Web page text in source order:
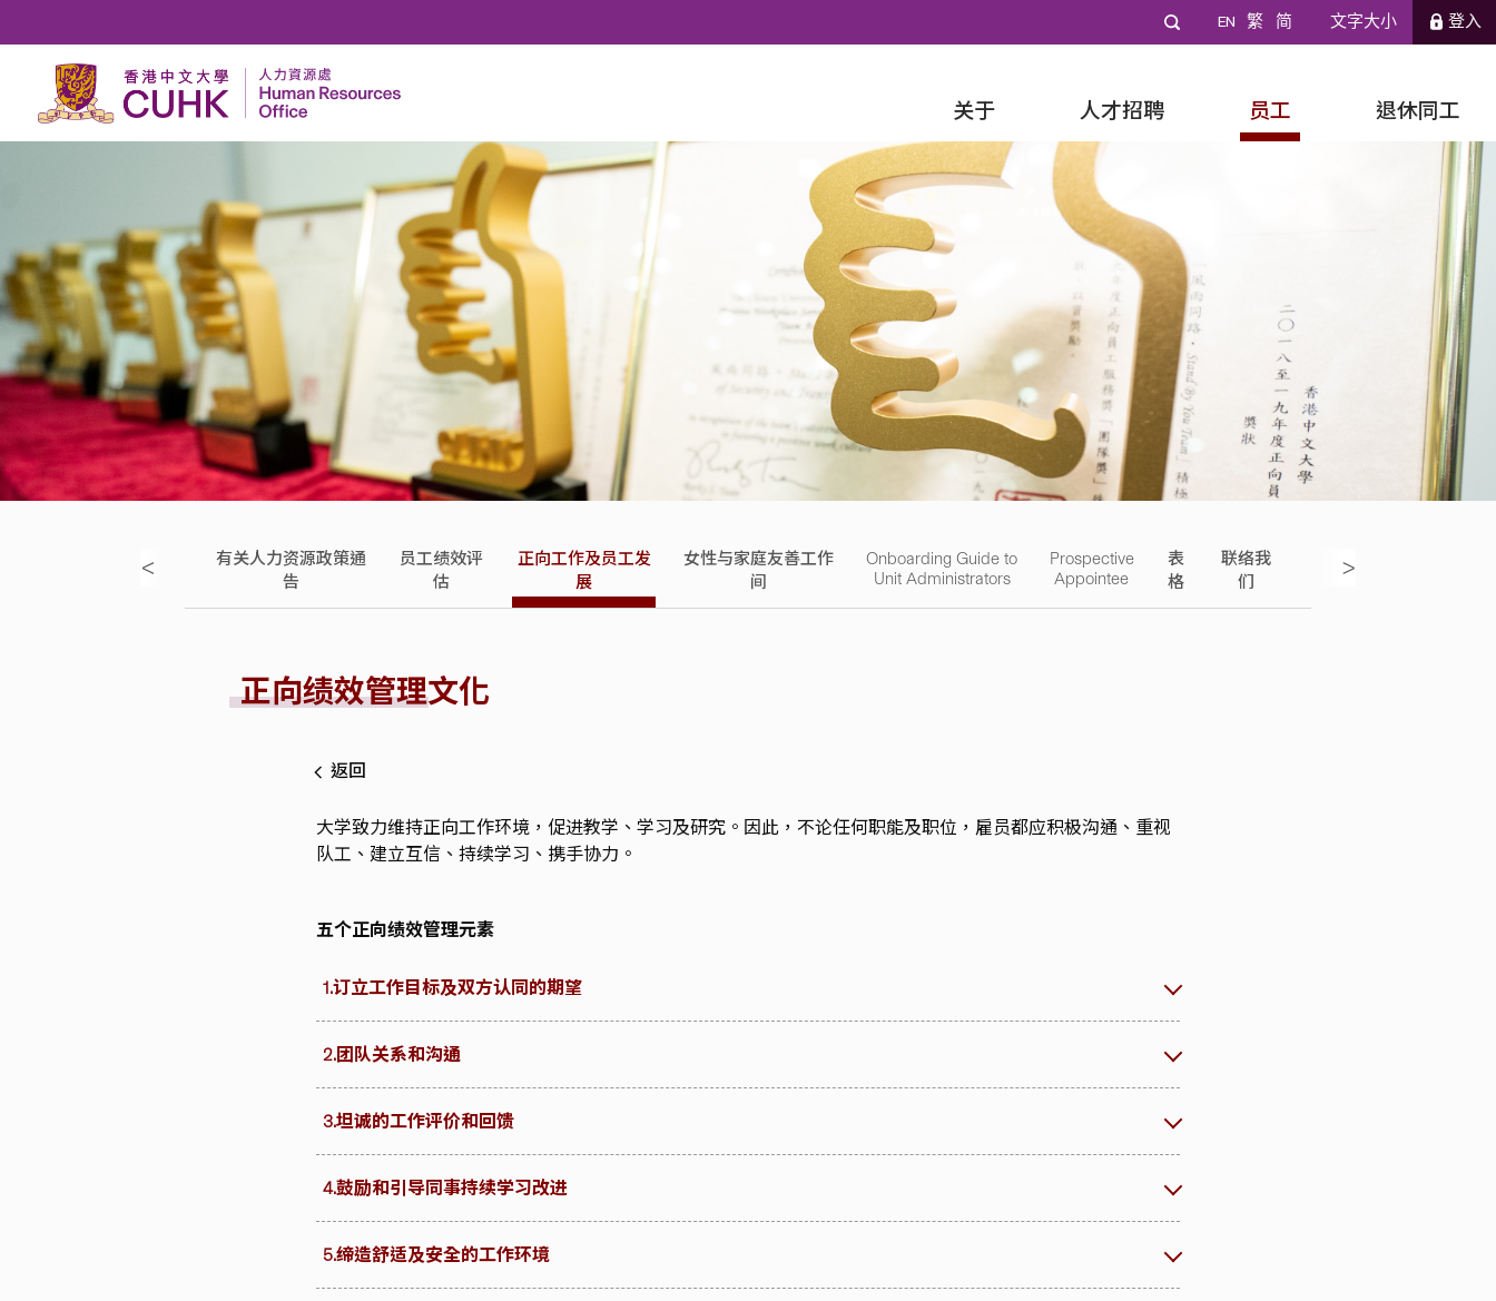
EN 繁 简 文字大小 登入
关于 人才招聘 员工 退休同工
< >
员工薪酬资
有关人力资源政策通
告
员工绩效评
估
正向工作及员工发
展
女性与家庭友善工作
间
Onboarding Guide to
Unit Administrators
Prospective
Appointee
表
格
联络我
们
正向绩效管理文化
返回
大学致力维持正向工作环境，促进教学、学习及研究。因此，不论任何职能及职位，雇员都应积极沟通、重视
队工、建立互信、持续学习、携手协力。
五个正向绩效管理元素
1.订立工作目标及双方认同的期望
2.团队关系和沟通
3.坦诚的工作评价和回馈
4.鼓励和引导同事持续学习改进
5.缔造舒适及安全的工作环境